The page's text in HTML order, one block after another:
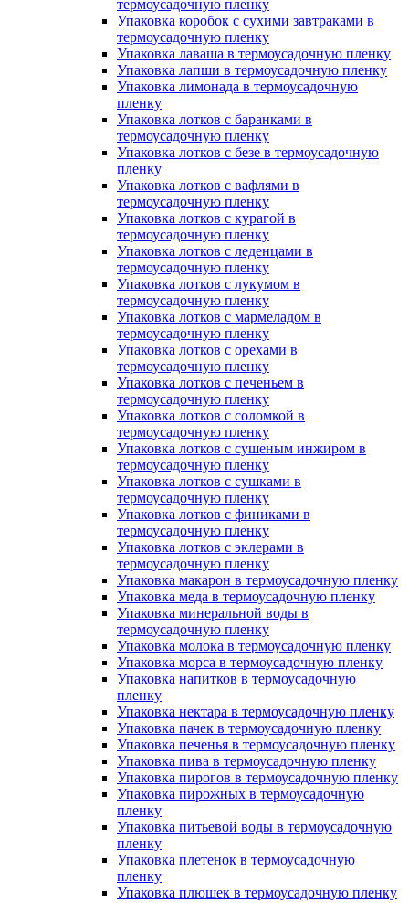
термоусадочную пленку
Упаковка коробок с сухими завтраками в
термоусадочную пленку
Упаковка лаваша в термоусадочную пленку
Упаковка лапши в термоусадочную пленку
Упаковка лимонада в термоусадочную
пленку
Упаковка лотков с баранками в
термоусадочную пленку
Упаковка лотков с безе в термоусадочную
пленку
Упаковка лотков с вафлями в
термоусадочную пленку
Упаковка лотков с курагой в
термоусадочную пленку
Упаковка лотков с леденцами в
термоусадочную пленку
Упаковка лотков с лукумом в
термоусадочную пленку
Упаковка лотков с мармеладом в
термоусадочную пленку
Упаковка лотков с орехами в
термоусадочную пленку
Упаковка лотков с печеньем в
термоусадочную пленку
Упаковка лотков с соломкой в
термоусадочную пленку
Упаковка лотков с сушеным инжиром в
термоусадочную пленку
Упаковка лотков с сушками в
термоусадочную пленку
Упаковка лотков с финиками в
термоусадочную пленку
Упаковка лотков с эклерами в
термоусадочную пленку
Упаковка макарон в термоусадочную пленку
Упаковка меда в термоусадочную пленку
Упаковка минеральной воды в
термоусадочную пленку
Упаковка молока в термоусадочную пленку
Упаковка морса в термоусадочную пленку
Упаковка напитков в термоусадочную
пленку
Упаковка нектара в термоусадочную пленку
Упаковка пачек в термоусадочную пленку
Упаковка печенья в термоусадочную пленку
Упаковка пива в термоусадочную пленку
Упаковка пирогов в термоусадочную пленку
Упаковка пирожных в термоусадочную
пленку
Упаковка питьевой воды в термоусадочную
пленку
Упаковка плетенок в термоусадочную
пленку
Упаковка плюшек в термоусадочную пленку